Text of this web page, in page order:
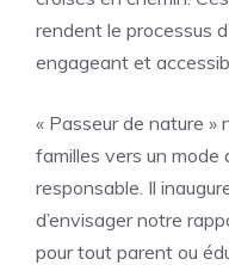
rendent le processus
engageant et
« Passeur de nature »
familles vers un mode
responsable. Il
d’envisager notre
pour tout parent ou